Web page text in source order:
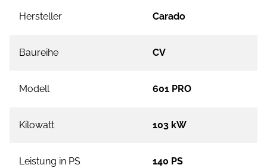
Hersteller Carado
Baureihe CV
Modell 601 PRO
Kilowatt 103 kW
Leistung in PS 140 PS